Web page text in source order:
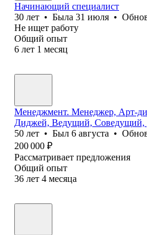
Начинающий специалист
30 лет • Была 31 июля •
Не ищет работу
Общий опыт
6 лет 1 месяц
Менеджмент. Менеджер, Арт-
Диджей, Ведущий, Соведущий,
50 лет • Был 6 августа •
200 000 ₽
Рассматривает предложения
Общий опыт
36 лет 4 месяца